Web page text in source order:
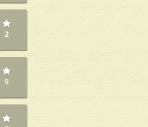
2
5